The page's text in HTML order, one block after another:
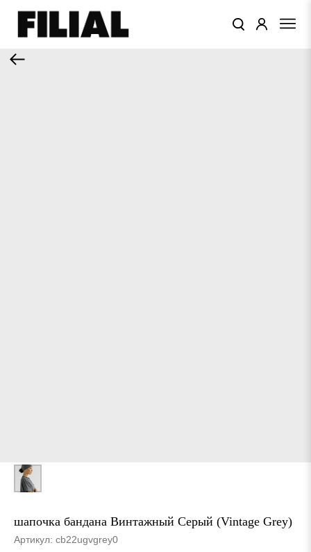
шапочка бандана Винтажный Серый (Vintage Grey)
Артикул: cb22ugvgrey0